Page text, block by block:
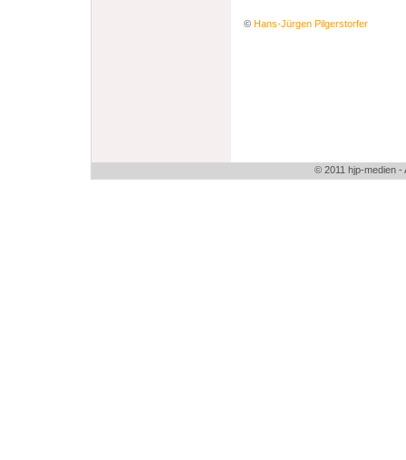
© Hans-Jürgen Pilgerstorfer
© 2011 hjp-medien